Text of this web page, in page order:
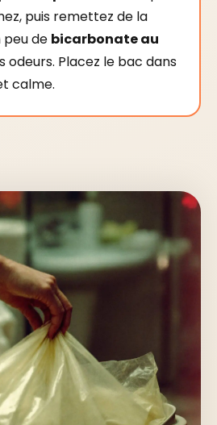
puis remettez de la
peu de bicarbonate au
odeurs. Placez le bac dans
calme.